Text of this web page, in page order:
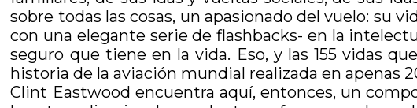
sobre todas las cosas, un apasionado del vuelo: su
con una elegante serie de flashbacks- en la
seguro que tiene en la vida. Eso, y las 155 vidas
historia de la aviación mundial realizada en apenas
Clint Eastwood encuentra aquí, entonces, un